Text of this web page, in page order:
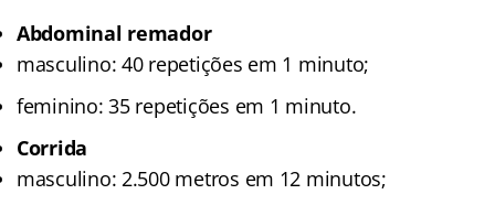
Abdominal remador
masculino: 40 repetições em 1 minuto;
feminino: 35 repetições em 1 minuto.
Corrida
masculino: 2.500 metros em 12 minutos;